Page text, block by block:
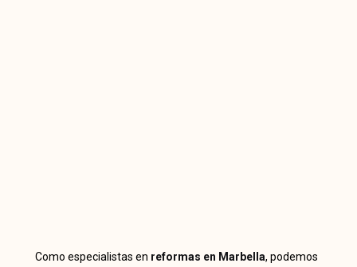
Como especialistas en reformas en Marbella, podemos